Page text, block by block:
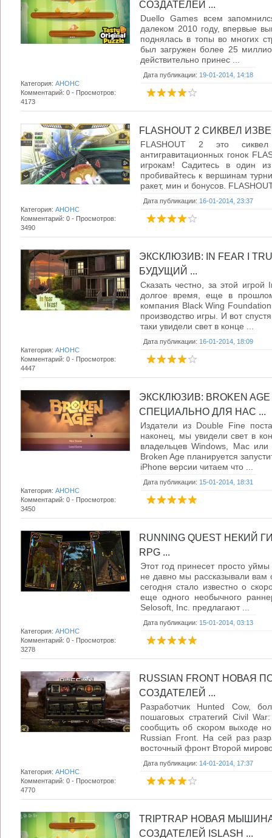
СОЗДАТЕЛЕЙ ...
Duello Games всем
далеком 2010 году, впервые
поднялась в топы во многих
был загружен более 25
действительно принес ...
Дата публикации: 19-01-2014, 14:18
Категория: АНОНС
Комментарий: 0 - Просмотров:
4173
FLASHOUT 2 СИКВЕЛ
FLASHOUT 2 это
антигравитационных гонок
игрокам! Садитесь в один
пробивайтесь к вершинам
ракет, мин и бонусов.
Дата публикации: 16-01-2014, 23:37
Категория: АНОНС
Комментарий: 0 - Просмотров:
3490
ЭКСКЛЮЗИВ: IN FEAR I
БУДУЩИЙ ...
Сказать честно, за этой
долгое время, еще в
компания Black Wing
производство игры. И вот
таки увидели свет в конце ...
Дата публикации: 16-01-2014, 18:09
Категория: АНОНС
Комментарий: 0 - Просмотров:
4447
ЭКСКЛЮЗИВ: BROKEN AGE
СПЕЦИАЛЬНО ДЛЯ НАС ...
Издатели из Double Fine
наконец, мы увидели свет в
владельцев Windows, Mac
Broken Age планируется
iPhone версии читаем что ...
Дата публикации: 15-01-2014, 18:31
Категория: АНОНС
Комментарий: 0 - Просмотров:
3450
RUNNING QUEST НЕКИЙ
RPG ...
Этот год принесет просто
не давно мы рассказывали вам
сегодня стало известно о
еще одного необычного
Selosoft, Inc. предлагают ...
Дата публикации: 15-01-2014, 03:13
Категория: АНОНС
Комментарий: 0 - Просмотров:
3278
RUSSIAN FRONT НОВАЯ
СОЗДАТЕЛЕЙ ...
Разработчик Hunted Cow,
пошаговых стратегий Civil
сообщить об скором выходе
Russian Front. На сей раз
восточный фронт Второй
Дата публикации: 14-01-2014, 17:37
Категория: АНОНС
Комментарий: 0 - Просмотров:
4770
TRIPTRAP НОВАЯ
СОЗДАТЕЛЕЙ ISLASH ...